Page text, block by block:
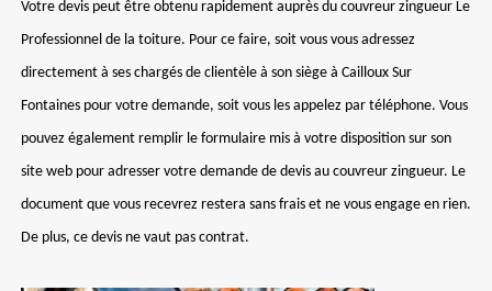
Votre devis peut être obtenu rapidement auprès du couvreur zingueur Le
Professionnel de la toiture. Pour ce faire, soit vous vous adressez
directement à ses chargés de clientèle à son siège à Cailloux Sur
Fontaines pour votre demande, soit vous les appelez par téléphone. Vous
pouvez également remplir le formulaire mis à votre disposition sur son
site web pour adresser votre demande de devis au couvreur zingueur. Le
document que vous recevrez restera sans frais et ne vous engage en rien.
De plus, ce devis ne vaut pas contrat.